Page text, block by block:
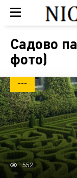
Садово
фото)
---
552